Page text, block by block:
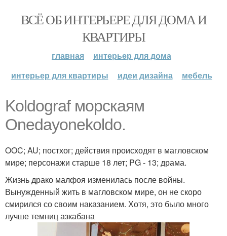
ВСЁ ОБ ИНТЕРЬЕРЕ ДЛЯ ДОМА И
КВАРТИРЫ
главная
интерьер для дома
интерьер для квартиры
идеи дизайна мебель
Koldograf морскаям
Onedayonekoldo.
OOC; AU; постхог; действия происходят в магловском
мире; персонажи старше 18 лет; PG - 13; драма.
Жизнь драко малфоя изменилась после войны.
Вынужденный жить в магловском мире, он не скоро
смирился со своим наказанием. Хотя, это было много
лучше темниц азкабана